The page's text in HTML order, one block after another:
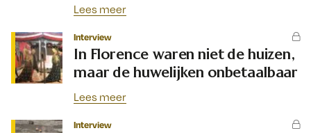
Lees meer
Interview
In Florence waren niet de huizen,
maar de huwelijken onbetaalbaar
Lees meer
Interview